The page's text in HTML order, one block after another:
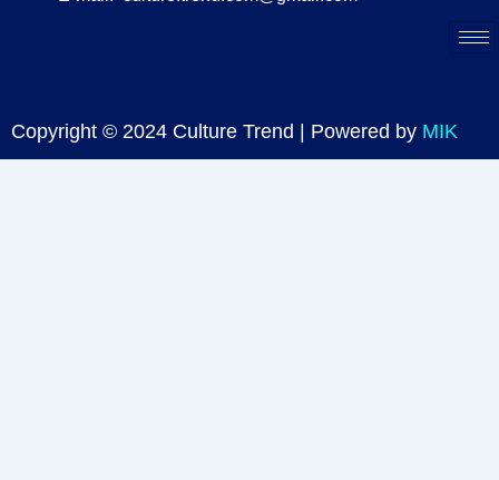
Copyright © 2024 Culture Trend | Powered by MIK